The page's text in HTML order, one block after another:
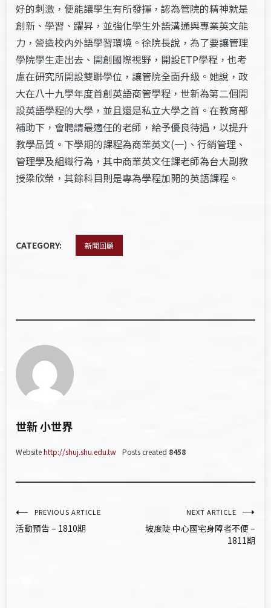
好的刺激，便能讓學生有所發揮，認為管院的精神就是
創新、學習、躍昇，並強化學生外語溝通與專業英文能
力，營造校內外語學習環境。徐院長說，為了要讓管理
學院學生走出去、開創國際視野，開設ETP學程，也考
慮在研究所開設雙聯學位，讓管院全面升級。她說，政
大在八十九學年度首創英語商管學程，世新為第二個開
設英語學程的大學，並且還是私立大學之首。在教育部
補助下，會聘請最適任的老師，給予優良待遇，以提升
教學品質。下學期的課程為商業英文(一)、行銷管理、
管理學及組織行為，其中商業英文任課老師為台大副教
授梁欣榮，其餘科目則是專為學程加開的英語課程。
CATEGORY: 新聞回顧
世新 小世界
Websitehttp://shuj.shu.edu.tw Posts created 8458
文
章
PREVIOUS ARTICLE
活動預告 – 1810期
NEXT ARTICLE
坡度陡 中心國宅身障者不便 –
1811期